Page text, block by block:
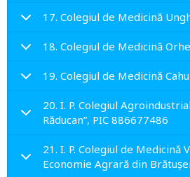
17. Colegiul de Medicină
18. Colegiul de Medicină
19. Colegiul de Medicină
20. I. P. Colegiul
Răducan”, PIC 886677486
21. I. P. Colegiul de Medicină
Economie Agrară din